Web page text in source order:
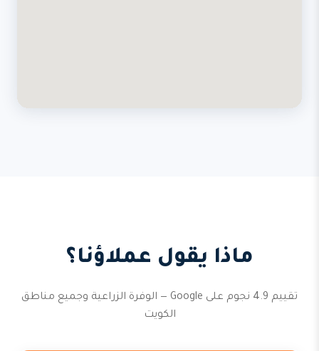
ماذا يقول عملاؤنا؟
تقييم 4.9 نجوم على Google — الوفرة الزراعية وجميع مناطق
الكويت